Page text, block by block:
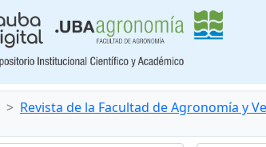
Revista de la Facultad de Agronomía y